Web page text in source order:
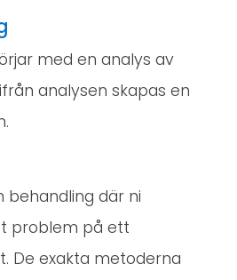
med en analys av
analysen skapas en
behandling där ni
problem på ett
De exakta metoderna